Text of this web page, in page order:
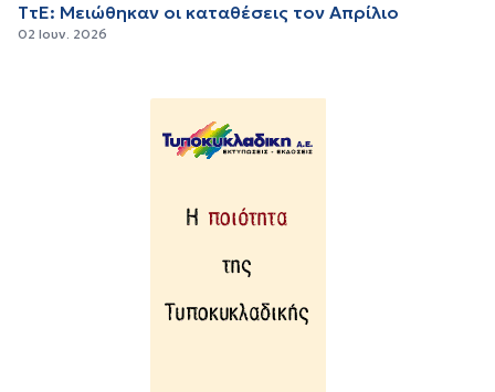
ΤτΕ: Μειώθηκαν οι καταθέσεις τον Απρίλιο
02 Ιουν. 2026